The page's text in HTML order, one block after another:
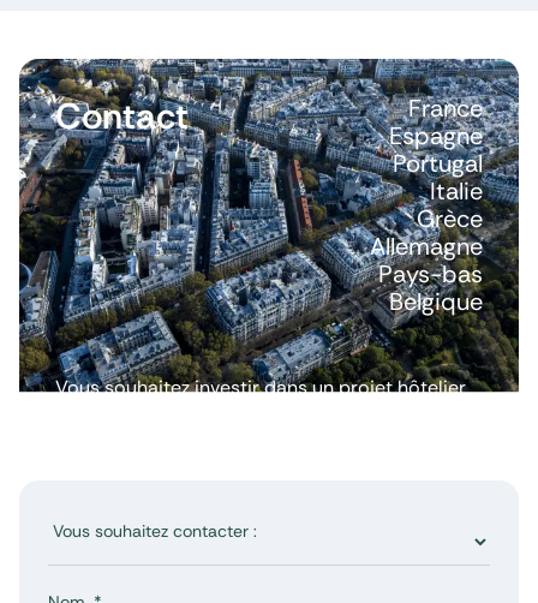
Contact
France
Espagne
Portugal
Italie
Grèce
Allemagne
Pays-bas
Belgique
Vous souhaitez investir dans un projet hôtelier